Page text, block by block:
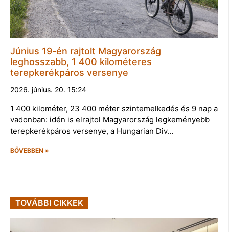
Június 19-én rajtolt Magyarország
leghosszabb, 1 400 kilométeres
terepkerékpáros versenye
2026. június. 20. 15:24
1 400 kilométer, 23 400 méter szintemelkedés és 9 nap a
vadonban: idén is elrajtol Magyarország legkeményebb
terepkerékpáros versenye, a Hungarian Div…
BŐVEBBEN »
TOVÁBBI CIKKEK